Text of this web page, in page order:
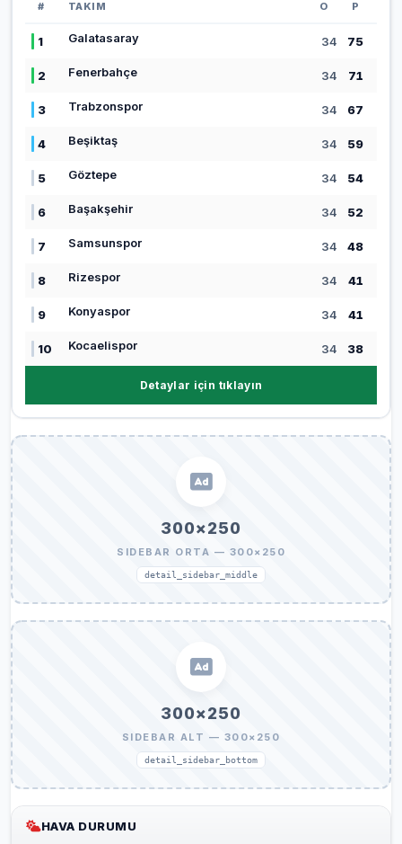
# TAKIM O P
1 Galatasaray 34 75
2 Fenerbahçe 34 71
3 Trabzonspor 34 67
4 Beşiktaş 34 59
5 Göztepe 34 54
6 Başakşehir 34 52
7 Samsunspor 34 48
8 Rizespor 34 41
9 Konyaspor 34 41
10 Kocaelispor 34 38
Detaylar için tıklayın
300×250
SIDEBAR ORTA — 300×250
detail_sidebar_middle
300×250
SIDEBAR ALT — 300×250
detail_sidebar_bottom
HAVA DURUMU